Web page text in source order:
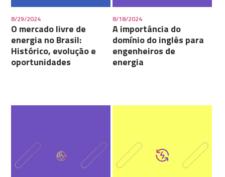
8/29/2024
O mercado livre de
energia no Brasil:
Histórico, evolução e
oportunidades
8/18/2024
A importância do
domínio do inglês para
engenheiros de
energia